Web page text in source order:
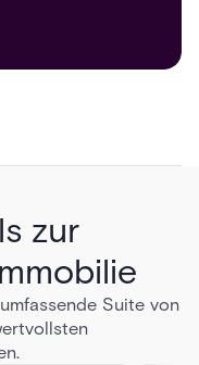
zur
Suite von